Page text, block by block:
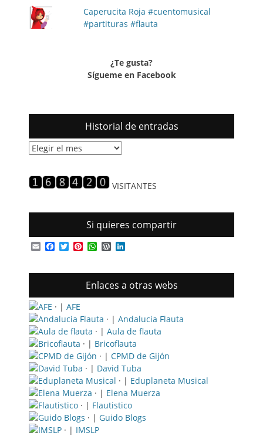
Caperucita Roja #cuentomusical
#partituras #flauta
¿Te gusta?
Sígueme en Facebook
Historial de entradas
Historial
VISITANTES
Si quieres compartir
EmailFacebook
TwitterPinterest
WhatsApp
WordPress
Enlaces a otras webs
· | AFE
· | Andalucia Flauta
· | Aula de flauta
· | Bricoflauta
· | CPMD de Gijón
· | David Tuba
· | Eduplaneta Musical
· | Elena Muerza
· | Flautistico
· | Guido Blogs
· | IMSLP